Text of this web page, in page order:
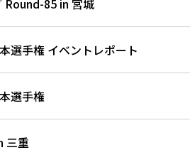
Round-85 in 宮城
選手権 イベントレポート
選手権
三重